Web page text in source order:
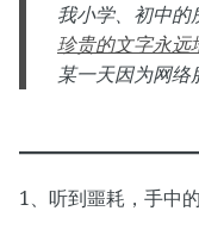
我小学、初中
珍贵的文字永远
某一天因为网络
1、听到噩耗，手中